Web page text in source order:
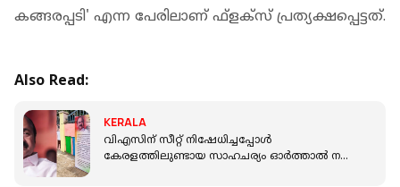
കങ്ങരപ്പടി' എന്ന പേരിലാണ് ഫ്‌ളക്‌സ് പ്രത്യക്ഷപ്പെട്ടത്.
Also Read:
KERALA
വിഎസിന് സീറ്റ് നിഷേധിച്ചപ്പോൾ
കേരളത്തിലുണ്ടായ സാഹചര്യം ഓർത്താൽ നന്ന്;